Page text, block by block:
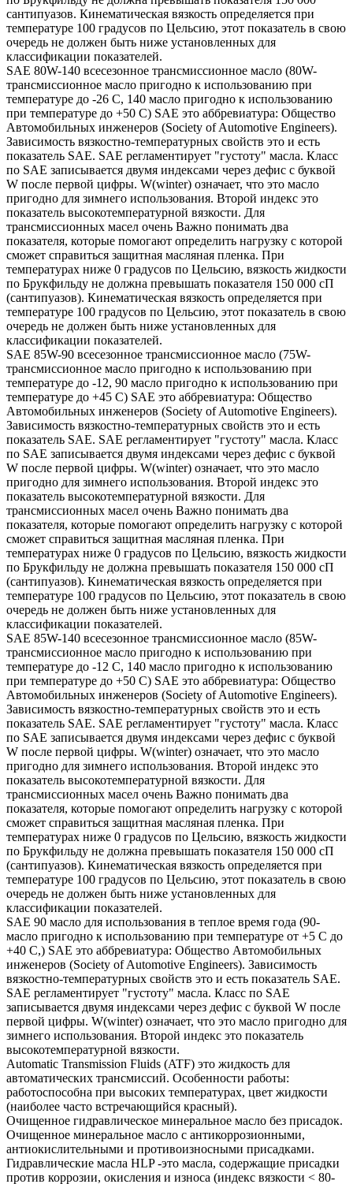
сантипуазов. Кинематическая вязкость определяется при
температуре 100 градусов по Цельсию, этот показатель в свою
очередь не должен быть ниже установленных для
классификации показателей.
SAE 80W-140 всесезонное трансмиссионное масло (80W-
трансмиссионное масло пригодно к использованию при
температуре до -26 С, 140 масло пригодно к использованию
при температуре до +50 С) SAE это аббревиатура: Общество
Автомобильных инженеров (Society of Automotive Engineers).
Зависимость вязкостно-температурных свойств это и есть
показатель SAE. SAE регламентирует "густоту" масла. Класс
по SAE записывается двумя индексами через дефис с буквой
W после первой цифры. W(winter) означает, что это масло
пригодно для зимнего использования. Второй индекс это
показатель высокотемпературной вязкости. Для
трансмиссионных масел очень Важно понимать два
показателя, которые помогают определить нагрузку с которой
сможет справиться защитная масляная пленка. При
температурах ниже 0 градусов по Цельсию, вязкость жидкости
по Брукфильду не должна превышать показателя 150 000 сП
(сантипуазов). Кинематическая вязкость определяется при
температуре 100 градусов по Цельсию, этот показатель в свою
очередь не должен быть ниже установленных для
классификации показателей.
SAE 85W-90 всесезонное трансмиссионное масло (75W-
трансмиссионное масло пригодно к использованию при
температуре до -12, 90 масло пригодно к использованию при
температуре до +45 С) SAE это аббревиатура: Общество
Автомобильных инженеров (Society of Automotive Engineers).
Зависимость вязкостно-температурных свойств это и есть
показатель SAE. SAE регламентирует "густоту" масла. Класс
по SAE записывается двумя индексами через дефис с буквой
W после первой цифры. W(winter) означает, что это масло
пригодно для зимнего использования. Второй индекс это
показатель высокотемпературной вязкости. Для
трансмиссионных масел очень Важно понимать два
показателя, которые помогают определить нагрузку с которой
сможет справиться защитная масляная пленка. При
температурах ниже 0 градусов по Цельсию, вязкость жидкости
по Брукфильду не должна превышать показателя 150 000 сП
(сантипуазов). Кинематическая вязкость определяется при
температуре 100 градусов по Цельсию, этот показатель в свою
очередь не должен быть ниже установленных для
классификации показателей.
SAE 85W-140 всесезонное трансмиссионное масло (85W-
трансмиссионное масло пригодно к использованию при
температуре до -12 С, 140 масло пригодно к использованию
при температуре до +50 С) SAE это аббревиатура: Общество
Автомобильных инженеров (Society of Automotive Engineers).
Зависимость вязкостно-температурных свойств это и есть
показатель SAE. SAE регламентирует "густоту" масла. Класс
по SAE записывается двумя индексами через дефис с буквой
W после первой цифры. W(winter) означает, что это масло
пригодно для зимнего использования. Второй индекс это
показатель высокотемпературной вязкости. Для
трансмиссионных масел очень Важно понимать два
показателя, которые помогают определить нагрузку с которой
сможет справиться защитная масляная пленка. При
температурах ниже 0 градусов по Цельсию, вязкость жидкости
по Брукфильду не должна превышать показателя 150 000 сП
(сантипуазов). Кинематическая вязкость определяется при
температуре 100 градусов по Цельсию, этот показатель в свою
очередь не должен быть ниже установленных для
классификации показателей.
SAE 90 масло для использования в теплое время года (90-
масло пригодно к использованию при температуре от +5 С до
+40 С,) SAE это аббревиатура: Общество Автомобильных
инженеров (Society of Automotive Engineers). Зависимость
вязкостно-температурных свойств это и есть показатель SAE.
SAE регламентирует "густоту" масла. Класс по SAE
записывается двумя индексами через дефис с буквой W после
первой цифры. W(winter) означает, что это масло пригодно для
зимнего использования. Второй индекс это показатель
высокотемпературной вязкости.
Automatic Transmission Fluids (ATF) это жидкость для
автоматических трансмиссий. Особенности работы:
работоспособна при высоких температурах, цвет жидкости
(наиболее часто встречающийся красный).
Очищенное гидравлическое минеральное масло без присадок.
Очищенное минеральное масло с антикоррозионными,
антиокислительными и противоизносными присадками.
Гидравлические масла HLP -это масла, содержащие присадки
против коррозии, окисления и износа (индекс вязкости < 80-